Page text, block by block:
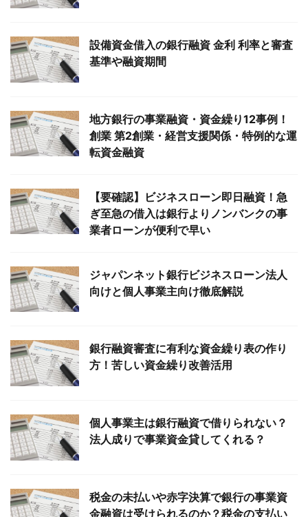
設備資金借入の銀行融資 金利 利率と審査
基準や融資期間
地方銀行の事業融資・資金繰り12事例！
創業 第2創業・経営支援関係・特例的な運
転資金融資
【要確認】ビジネスローン即日融資！急
ぎ至急の借入は銀行よりノンバンクの事
業者ローンが便利で早い
ジャパンネット銀行ビジネスローン法人
向けと個人事業主向け徹底解説
銀行融資審査に有利な資金繰り表の作り
方！苦しい資金繰り改善活用
個人事業主は銀行融資で借りられない？
法人成りで事業資金貸してくれる？
税金の未払いや赤字決算で銀行の事業資
金融資は受けられるのか？税金の支払い